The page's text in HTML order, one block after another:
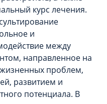
курс лечения.
и
между
направленное на
проблем,
развитием и
потенциала. В